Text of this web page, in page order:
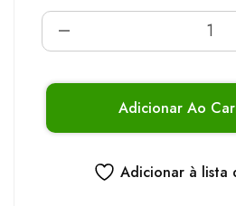
Adicionar Ao
Adicionar à lista